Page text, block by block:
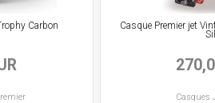
Carbon Casque Premier jet
Casques